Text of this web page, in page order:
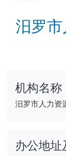
汨罗
机构名称
汨罗市人力资
办公地址